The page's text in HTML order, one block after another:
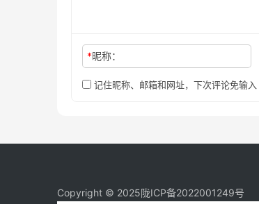
*昵称：
记住昵称、邮箱和网址，下次评论免输入
Copyright © 2025陇ICP备2022001249号